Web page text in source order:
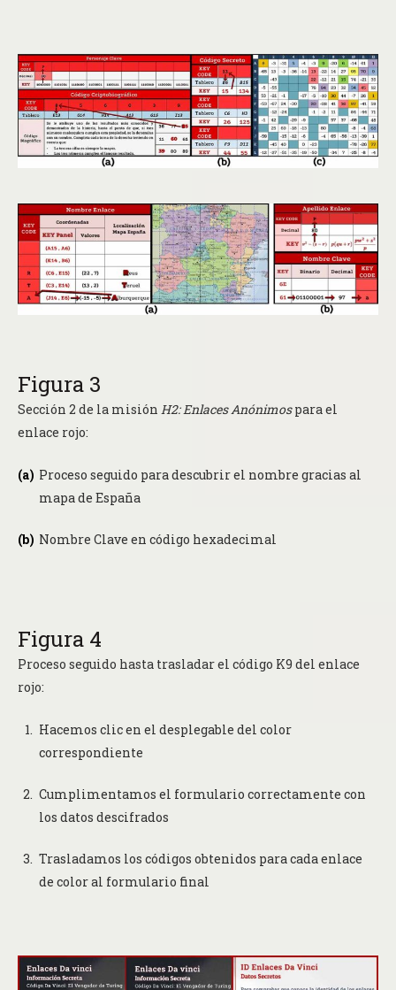
Figura 3
Sección 2 de la misión H2: Enlaces Anónimospara el
enlace rojo:
Proceso seguido para descubrir el nombre gracias al
mapa de España
Nombre Clave en código hexadecimal
Figura 4
Proceso seguido hasta trasladar el código K9 del enlace
rojo:
Hacemos clic en el desplegable del color
correspondiente
Cumplimentamos el formulario correctamente con
los datos descifrados
Trasladamos los códigos obtenidos para cada enlace
de color al formulario final